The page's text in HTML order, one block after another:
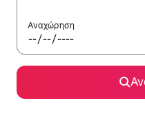
Αναχώρηση